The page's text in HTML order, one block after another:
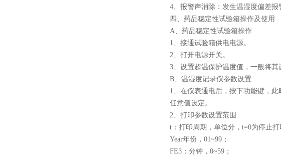
4、报警声消除：发生温湿度偏差报
四、药品稳定性试验箱操作及使用
A、药品稳定性试验箱操作
1、接通试验箱供电电源。
2、打开电源开关。
3、设置超温保护温度值，一般将其
B、温湿度记录仪参数设置
1、在仪表通电后，按下功能键，
任意值设定。
2、打印参数设置范围
t：打印周期，单位分，t=0为停止打
Year年份，01~99；
FE3：分钟，0~59；